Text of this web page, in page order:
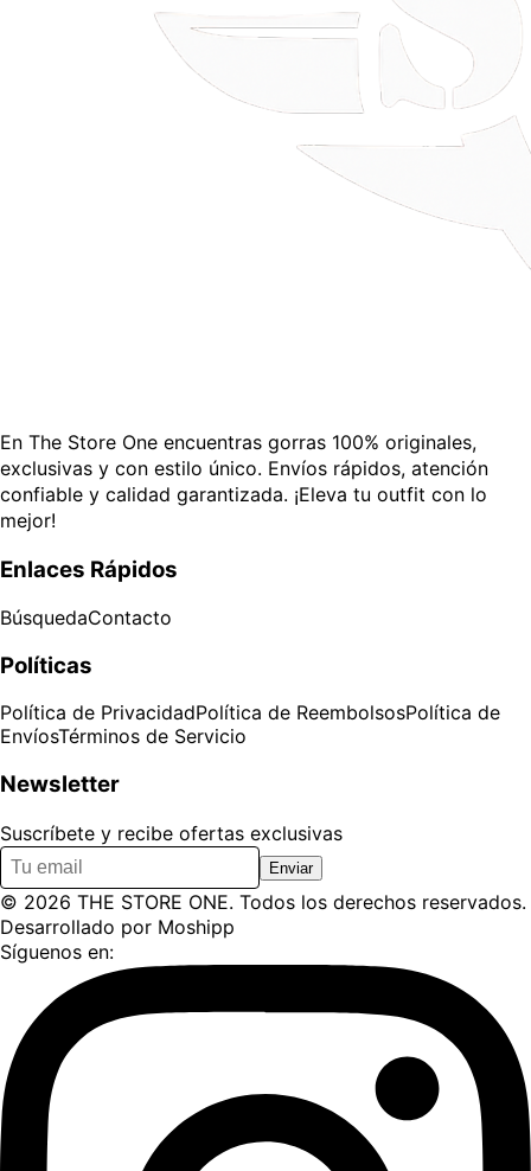
En The Store One encuentras gorras 100% originales,
exclusivas y con estilo único. Envíos rápidos, atención
confiable y calidad garantizada. ¡Eleva tu outfit con lo
mejor!
Enlaces Rápidos
BúsquedaContacto
Políticas
Política de PrivacidadPolítica de ReembolsosPolítica de
EnvíosTérminos de Servicio
Newsletter
Suscríbete y recibe ofertas exclusivas
Enviar
© 2026 THE STORE ONE. Todos los derechos reservados.
Desarrollado por Moshipp
Síguenos en: